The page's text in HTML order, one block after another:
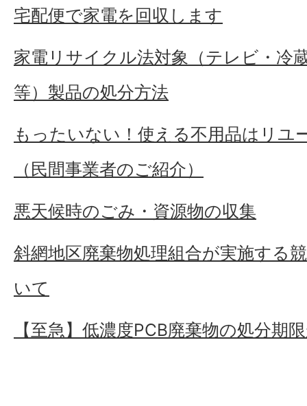
宅配便で家電を回収します
家電リサイクル法対象（テレビ・冷
等）製品の処分方法
もったいない！使える不用品はリユ
（民間事業者のご紹介）
悪天候時のごみ・資源物の収集
斜網地区廃棄物処理組合が実施する
いて
【至急】低濃度PCB廃棄物の処分期